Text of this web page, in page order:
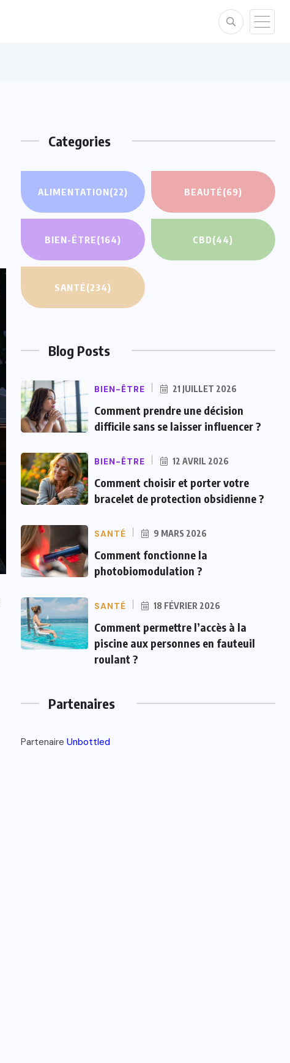
Categories
ALIMENTATION(22) BEAUTÉ(69)
BIEN-ÊTRE(164) CBD(44)
SANTÉ(234)
Blog Posts
BIEN-ÊTRE 21 JUILLET 2026
Comment prendre une décision
difficile sans se laisser influencer ?
BIEN-ÊTRE 12 AVRIL 2026
Comment choisir et porter votre
bracelet de protection obsidienne ?
SANTÉ 9 MARS 2026
Comment fonctionne la
photobiomodulation ?
SANTÉ 18 FÉVRIER 2026
Comment permettre l’accès à la
piscine aux personnes en fauteuil
roulant ?
Partenaires
Partenaire Unbottled